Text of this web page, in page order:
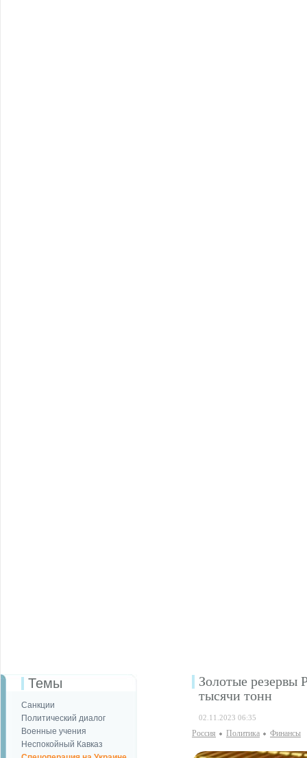
Темы
Санкции
Политический диалог
Военные учения
Неспокойный Кавказ
Золотые резервы
тысячи тонн
02.11.2023 06:35
Россия Политика Финансы